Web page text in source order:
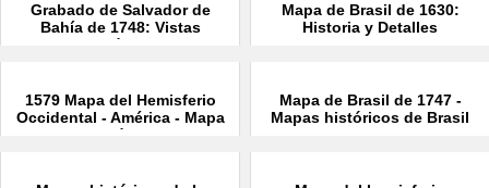
Grabado de Salvador de
Bahía de 1748: Vistas
Históricas
Mapa de Brasil de 1630:
Historia y Detalles
1579 Mapa del Hemisferio
Occidental - América - Mapa
Histórico
Mapa de Brasil de 1747 -
Mapas históricos de Brasil